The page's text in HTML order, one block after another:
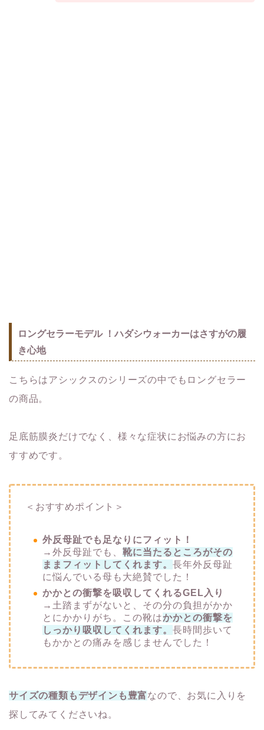
ロングセラーモデル ！ハダシウォーカーはさすがの履
き心地
こちらはアシックスのシリーズの中でもロングセラー
の商品。
足底筋膜炎だけでなく、様々な症状にお悩みの方にお
すすめです。
＜おすすめポイント＞
外反母趾でも足なりにフィット！
→外反母趾でも、 靴に当たるところがその
ままフィットしてくれます。 長年外反母趾
に悩んでいる母も大絶賛でした！
かかとの衝撃を吸収してくれるGEL入り
→ 土踏まずがないと、その分の負担がかか
とにかかりがち。この靴はかかとの衝撃を
しっかり吸収してくれます。 長時間歩いて
もかかとの痛みを感じませんでした！
サイズの種類もデザインも豊富なので、お気に入りを
探してみてくださいね。